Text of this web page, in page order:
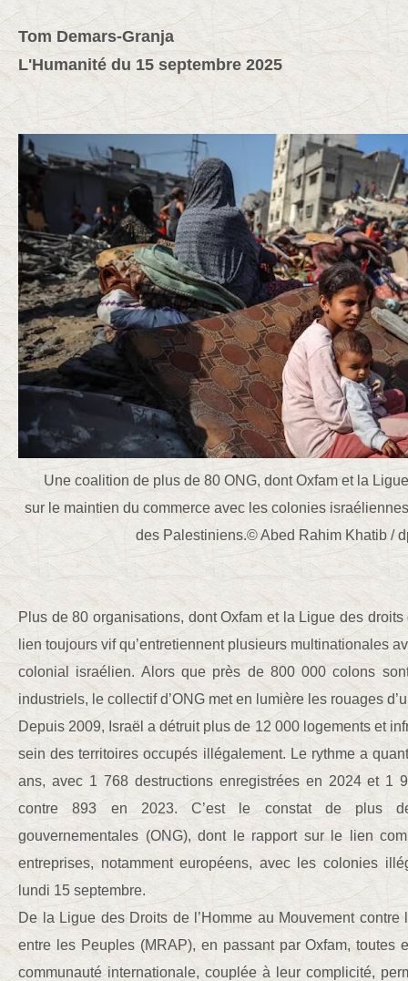
Tom Demars-Granja
L'Humanité du 15 septembre 2025
Une coalition de plus de 80 ONG, dont Oxfam et la Ligue
sur le maintien du commerce avec les colonies
des Palestiniens.© Abed Rahim Khatib /
Plus de 80 organisations, dont Oxfam et la Ligue des droits
lien toujours vif qu’entretiennent plusieurs multinationales
colonial israélien. Alors que près de 800 000 colons
industriels, le collectif d’ONG met en lumière les rouages
Depuis 2009, Israël a détruit plus de 12 000 logements et
sein des territoires occupés illégalement. Le rythme a
ans, avec 1 768 destructions enregistrées en 2024 et 1
contre 893 en 2023. C’est le constat de plus
gouvernementales (ONG), dont le rapport sur le lien
entreprises, notamment européens, avec les colonies
lundi 15 septembre.
De la Ligue des Droits de l’Homme au Mouvement contre
entre les Peuples (MRAP), en passant par Oxfam, toutes
communauté internationale, couplée à leur complicité,